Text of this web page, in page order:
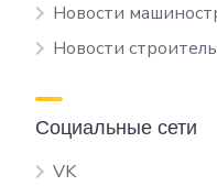
Новости
Новости
Социальные сети
VK